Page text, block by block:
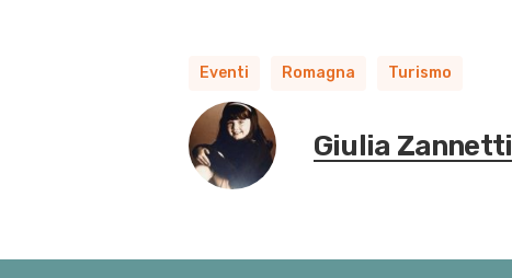
Eventi Romagna Turismo
Giulia Zannetti